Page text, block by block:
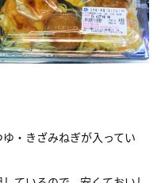
・きざみねぎが入ってい